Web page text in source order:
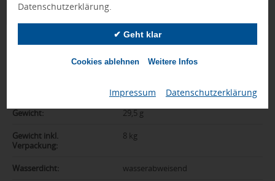
Datenschutzerklärung.
✔ Geht klar
Cookies ablehnen Weitere Infos
Impressum Datenschutzerklärung
Zusatzinformation
Artikelnummer: 042-13013207
oatmeal
7,5 x 11 x 2,5 cm
Gewicht: 29,5 g
Gewicht inkl.
Verpackung:
8 kg
Wasserdicht: wasserabweisend